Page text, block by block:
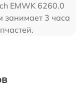
EMWK 6260.0
занимает 3 часа